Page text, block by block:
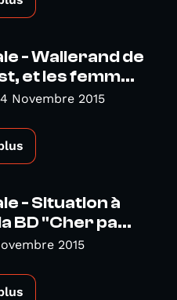
- Wallerand de
et les femm...
Novembre 2015
- Situation à
BD "Cher pa...
2015